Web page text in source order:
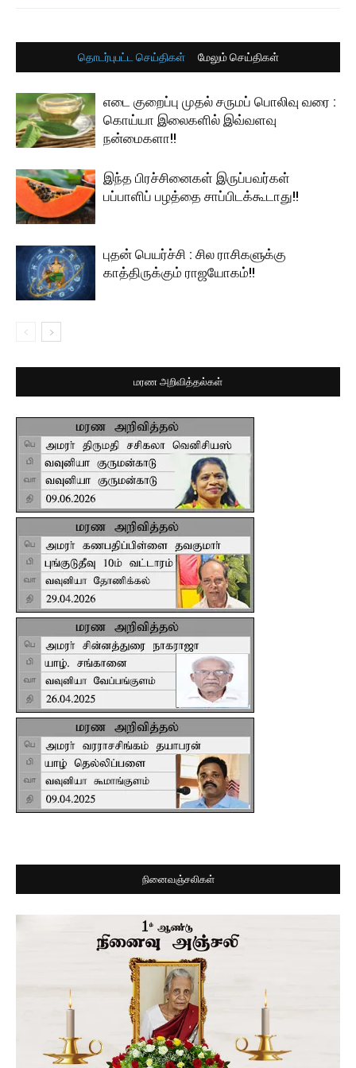
தொடர்புபட்ட செய்திகள் மேலும் செய்திகள்
எடை குறைப்பு முதல் சருமப் பொலிவு வரை :
கொய்யா இலைகளில் இவ்வளவு
நன்மைகளா!!
இந்த பிரச்சினைகள் இருப்பவர்கள்
பப்பாளிப் பழத்தை சாப்பிடக்கூடாது!!
புதன் பெயர்ச்சி : சில ராசிகளுக்கு
காத்திருக்கும் ராஜயோகம்!!
மரண அறிவித்தல்கள்
நினைவஞ்சலிகள்